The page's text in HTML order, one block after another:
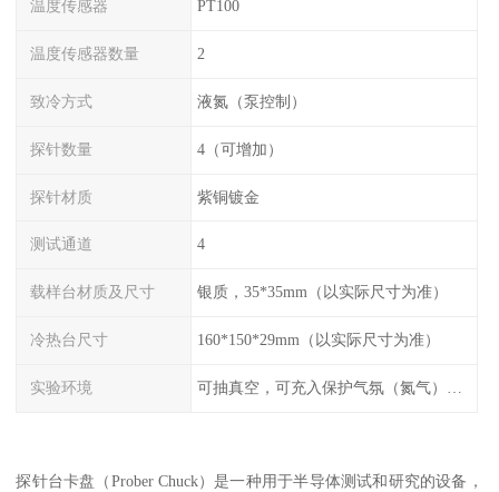
温度传感器 PT100
温度传感器数量 2
致冷方式 液氮（泵控制）
探针数量 4（可增加）
探针材质 紫铜镀金
测试通道 4
载样台材质及尺寸 银质，35*35mm（以实际尺寸为准）
冷热台尺寸 160*150*29mm（以实际尺寸为准）
实验环境
探针台卡盘（Prober Chuck）是一种用于半导体测试和研究的设备，